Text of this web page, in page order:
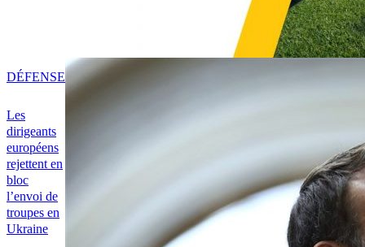
Les
dirigeants
européens
rejettent en
bloc
l’envoi de
troupes en
Ukraine
DÉFENSE